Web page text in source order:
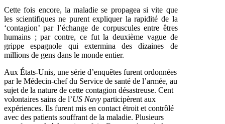
Cette fois encore, la maladie se propagea si vite que
les scientifiques ne purent expliquer la rapidité de la
‘contagion’ par l’échange de corpuscules entre êtres
humains ; par contre, ce fut la deuxième vague de
grippe espagnole qui extermina des dizaines de
millions de gens dans le monde entier.
Aux États-Unis, une série d’enquêtes furent ordonnées
par le Médecin-chef du Service de santé de l’armée, au
sujet de la nature de cette contagion désastreuse. Cent
volontaires sains de l’US Navy participèrent aux
expériences. Ils furent mis en contact étroit et contrôlé
avec des patients souffrant de la maladie. Plusieurs